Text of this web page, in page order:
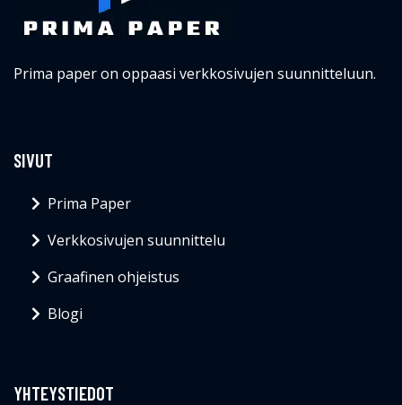
Prima paper on oppaasi verkkosivujen suunnitteluun.
SIVUT
Prima Paper
Verkkosivujen suunnittelu
Graafinen ohjeistus
Blogi
YHTEYSTIEDOT